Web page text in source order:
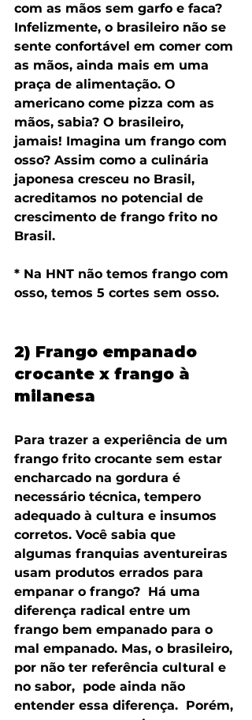
com as mãos sem garfo e faca?
Infelizmente, o brasileiro não se
sente confortável em comer com
as mãos, ainda mais em uma
praça de alimentação. O
americano come pizza com as
mãos, sabia? O brasileiro,
jamais! Imagina um frango com
osso? Assim como a culinária
japonesa cresceu no Brasil,
acreditamos no potencial de
crescimento de frango frito no
Brasil.
* Na HNT não temos frango com
osso, temos 5 cortes sem osso.
2) Frango empanado
crocante x frango à
milanesa
Para trazer a experiência de um
frango frito crocante sem estar
encharcado na gordura é
necessário técnica, tempero
adequado à cultura e insumos
corretos. Você sabia que
algumas franquias aventureiras
usam produtos errados para
empanar o frango?  Há uma
diferença radical entre um
frango bem empanado para o
mal empanado. Mas, o brasileiro,
por não ter referência cultural e
no sabor,  pode ainda não
entender essa diferença.  Porém,